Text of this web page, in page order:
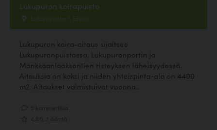
Lukupuron koirapuisto
Lukupurontie 1, Espoo
Lukupuron koira-aitaus sijaitsee
Lukupuronpuistossa, Lukupuronportin ja
Mankkaanlaaksontien risteyksen läheisyydessä.
Aitauksia on kaksi ja niiden yhteispinta-ala on 4400
m2. Aitaukset valmistuivat vuonna...